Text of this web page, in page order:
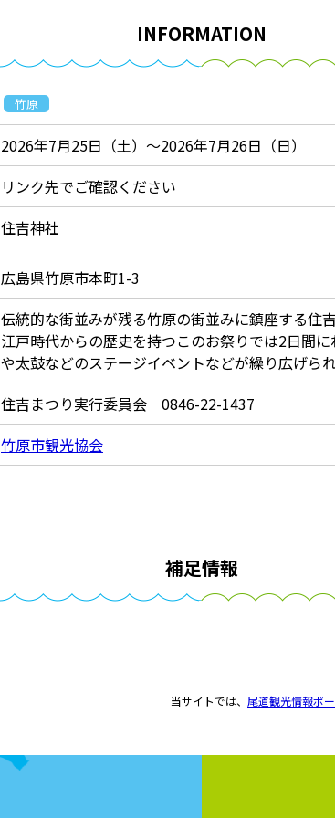
INFORMATION
竹原
2026年7月25日（土）～2026年7月26日（日）
リンク先でご確認ください
住吉神社
広島県竹原市本町1-3
伝統的な街並みが残る竹原の街並みに鎮座する住
江戸時代からの歴史を持つこのお祭りでは2日間
や太鼓などのステージイベントなどが繰り広げられ
住吉まつり実行委員会 0846-22-1437
竹原市観光協会
補足情報
当サイトでは、 尾道観光情報ポ